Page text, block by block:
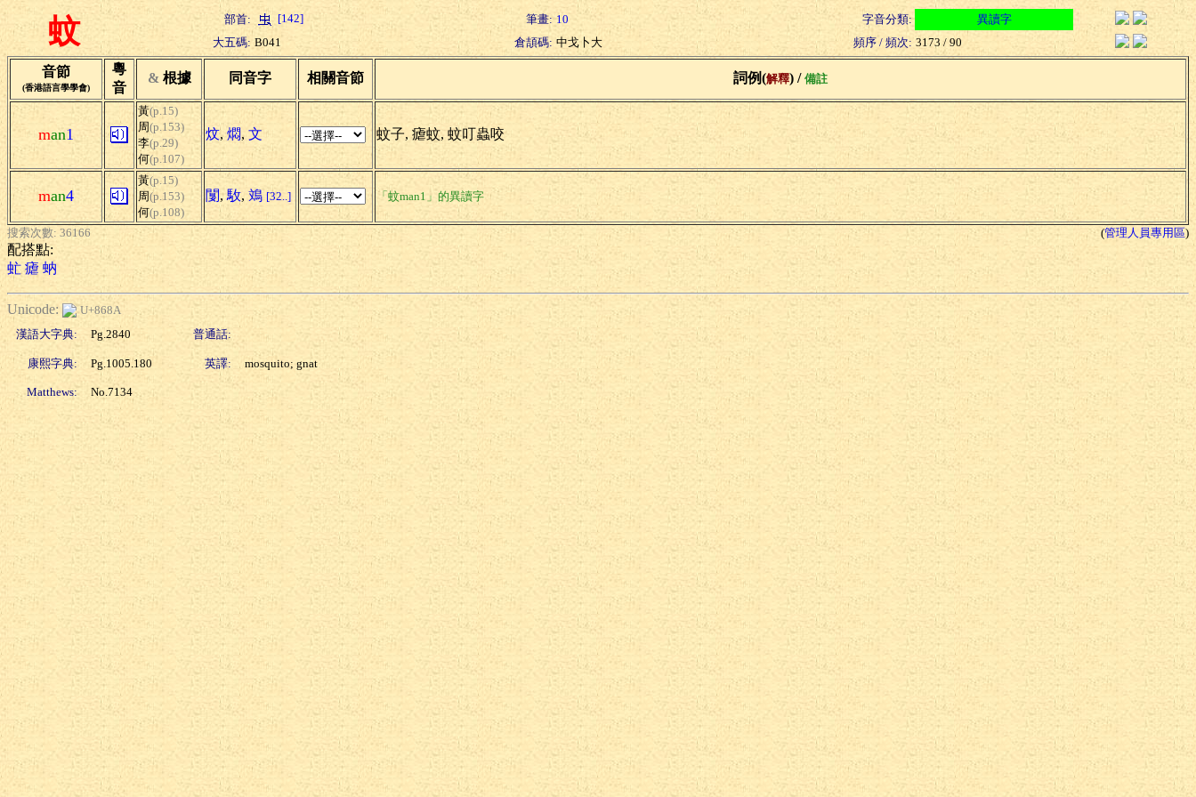
蚊 部首: [142] 筆畫: 10 字音分類:
異讀字
大五碼: B041 倉頡碼: 中戈卜大 頻序 / 頻次: 3173 / 90
音節
(香港語言學學會)
粵
音
& 根據 同音字 相關音節 詞例(解釋) / 備註
man1
黃(p.15)
周(p.153)
李(p.29)
何(p.107)
炆, 燜, 文 蚊子, 瘧蚊, 蚊叮蟲咬
man4
黃(p.15)
周(p.153)
何(p.108)
闅, 駇, 鳼 [32..] 「蚊man1」的異讀字
搜索次數: 36166 (管理人員專用區)
配搭點:
虻 瘧 蚋
Unicode:
U+868A
漢語大字典:
Pg.2840 普通話:
康熙字典: Pg.1005.180 英譯: mosquito; gnat
Matthews: No.7134